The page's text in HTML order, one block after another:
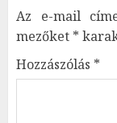
Az e-mail
mezőket *
Hozzászólás *